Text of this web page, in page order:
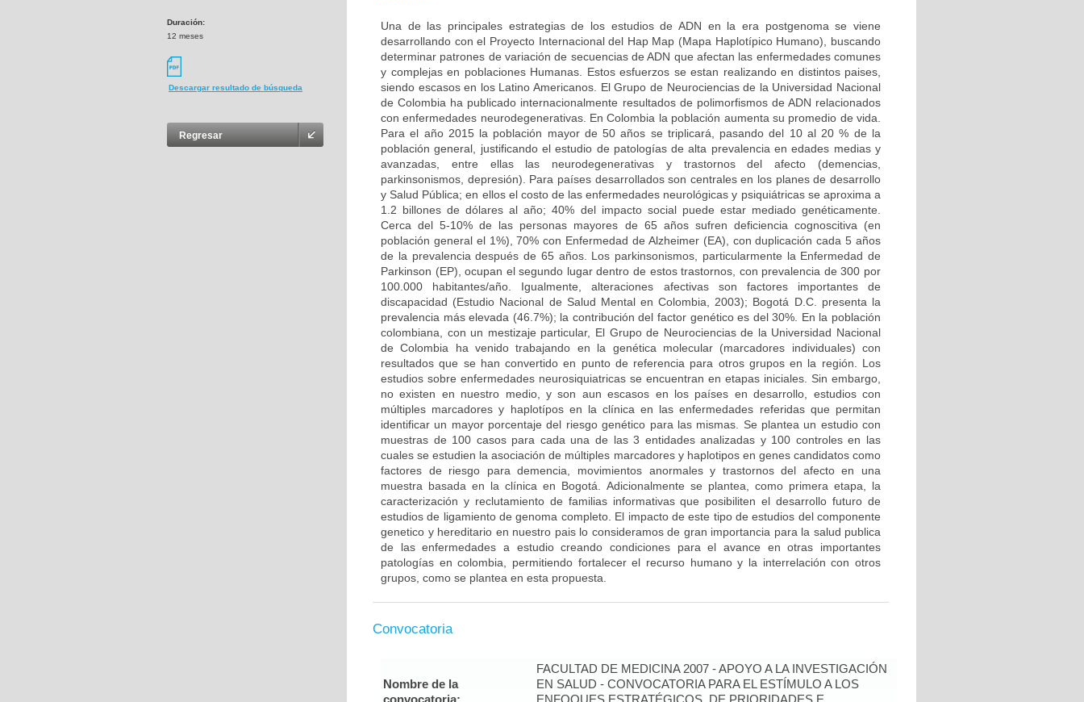
Duración:
12 meses
Descargar resultado de búsqueda
Regresar
Una de las principales estrategias de los estudios de ADN en la era postgenoma se viene
desarrollando con el Proyecto Internacional del Hap Map (Mapa Haplotípico Humano), buscando
determinar patrones de variación de secuencias de ADN que afectan las enfermedades comunes
y complejas en poblaciones Humanas. Estos esfuerzos se estan realizando en distintos paises,
siendo escasos en los Latino Americanos. El Grupo de Neurociencias de la Universidad Nacional
de Colombia ha publicado internacionalmente resultados de polimorfismos de ADN relacionados
con enfermedades neurodegenerativas. En Colombia la población aumenta su promedio de vida.
Para el año 2015 la población mayor de 50 años se triplicará, pasando del 10 al 20 % de la
población general, justificando el estudio de patologías de alta prevalencia en edades medias y
avanzadas, entre ellas las neurodegenerativas y trastornos del afecto (demencias,
parkinsonismos, depresión). Para países desarrollados son centrales en los planes de desarrollo
y Salud Pública; en ellos el costo de las enfermedades neurológicas y psiquiátricas se aproxima a
1.2 billones de dólares al año; 40% del impacto social puede estar mediado genéticamente.
Cerca del 5-10% de las personas mayores de 65 años sufren deficiencia cognoscitiva (en
población general el 1%), 70% con Enfermedad de Alzheimer (EA), con duplicación cada 5 años
de la prevalencia después de 65 años. Los parkinsonismos, particularmente la Enfermedad de
Parkinson (EP), ocupan el segundo lugar dentro de estos trastornos, con prevalencia de 300 por
100.000 habitantes/año. Igualmente, alteraciones afectivas son factores importantes de
discapacidad (Estudio Nacional de Salud Mental en Colombia, 2003); Bogotá D.C. presenta la
prevalencia más elevada (46.7%); la contribución del factor genético es del 30%. En la población
colombiana, con un mestizaje particular, El Grupo de Neurociencias de la Universidad Nacional
de Colombia ha venido trabajando en la genética molecular (marcadores individuales) con
resultados que se han convertido en punto de referencia para otros grupos en la región. Los
estudios sobre enfermedades neurosiquiatricas se encuentran en etapas iniciales. Sin embargo,
no existen en nuestro medio, y son aun escasos en los países en desarrollo, estudios con
múltiples marcadores y haplotípos en la clínica en las enfermedades referidas que permitan
identificar un mayor porcentaje del riesgo genético para las mismas. Se plantea un estudio con
muestras de 100 casos para cada una de las 3 entidades analizadas y 100 controles en las
cuales se estudien la asociación de múltiples marcadores y haplotipos en genes candidatos como
factores de riesgo para demencia, movimientos anormales y trastornos del afecto en una
muestra basada en la clínica en Bogotá. Adicionalmente se plantea, como primera etapa, la
caracterización y reclutamiento de familias informativas que posibiliten el desarrollo futuro de
estudios de ligamiento de genoma completo. El impacto de este tipo de estudios del componente
genetico y hereditario en nuestro pais lo consideramos de gran importancia para la salud publica
de las enfermedades a estudio creando condiciones para el avance en otras importantes
patologías en colombia, permitiendo fortalecer el recurso humano y la interrelación con otros
grupos, como se plantea en esta propuesta.
Convocatoria
Nombre de la
convocatoria:
FACULTAD DE MEDICINA 2007 - APOYO A LA INVESTIGACIÓN
EN SALUD - CONVOCATORIA PARA EL ESTÍMULO A LOS
ENFOQUES ESTRATÉGICOS, DE PRIORIDADES E